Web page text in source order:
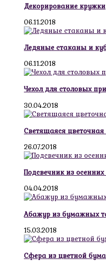
Декорирование кружки
06.11.2018
Ледяные стаканы и
06.11.2018
Чехол для столовых
30.04.2018
Светящаяся
26.07.2018
Подсвечник из осенних
04.04.2018
Абажур из бумажных
15.03.2018
Сфера из цветной